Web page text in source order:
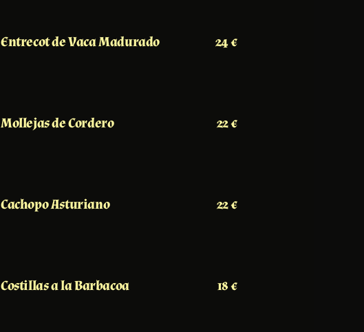
Entrecot de Vaca Madurado 24 €
Mollejas de Cordero 22 €
Cachopo Asturiano 22 €
Costillas a la Barbacoa 18 €